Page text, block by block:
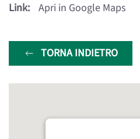
Link: Apri in Google Maps
TORNA INDIETRO